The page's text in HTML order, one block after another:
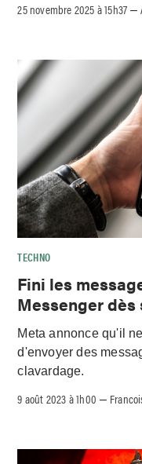
25 novembre 2025 à 15h37 –
TECHNO
Fini les
Messenger
Meta annonce qu'il
d'envoyer des
clavardage.
9 août 2023 à 1h00 –